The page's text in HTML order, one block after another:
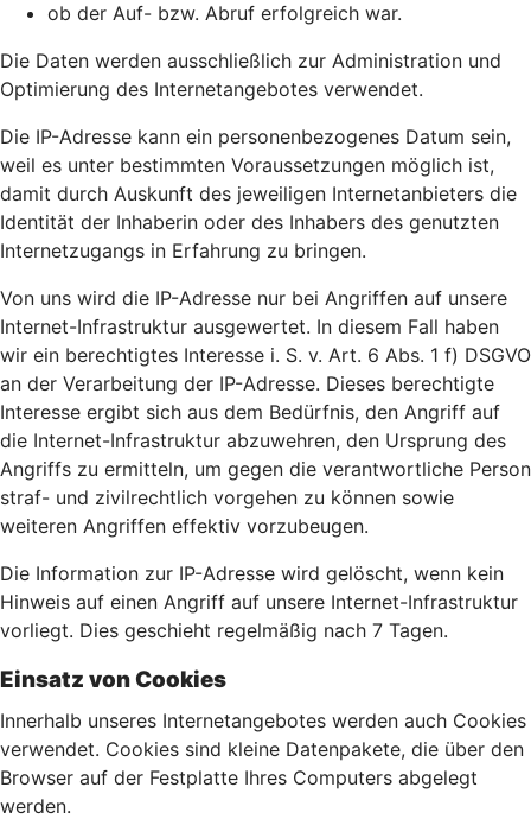
ob der Auf- bzw. Abruf erfolgreich war.
Die Daten werden ausschließlich zur Administration und
Optimierung des Internetangebotes verwendet.
Die IP-Adresse kann ein personenbezogenes Datum sein,
weil es unter bestimmten Voraussetzungen möglich ist,
damit durch Auskunft des jeweiligen Internetanbieters die
Identität der Inhaberin oder des Inhabers des genutzten
Internetzugangs in Erfahrung zu bringen.
Von uns wird die IP-Adresse nur bei Angriffen auf unsere
Internet-Infrastruktur ausgewertet. In diesem Fall haben
wir ein berechtigtes Interesse i. S. v. Art. 6 Abs. 1 f) DSGVO
an der Verarbeitung der IP-Adresse. Dieses berechtigte
Interesse ergibt sich aus dem Bedürfnis, den Angriff auf
die Internet-Infrastruktur abzuwehren, den Ursprung des
Angriffs zu ermitteln, um gegen die verantwortliche Person
straf- und zivilrechtlich vorgehen zu können sowie
weiteren Angriffen effektiv vorzubeugen.
Die Information zur IP-Adresse wird gelöscht, wenn kein
Hinweis auf einen Angriff auf unsere Internet-Infrastruktur
vorliegt. Dies geschieht regelmäßig nach 7 Tagen.
Einsatz von Cookies
Innerhalb unseres Internetangebotes werden auch Cookies
verwendet. Cookies sind kleine Datenpakete, die über den
Browser auf der Festplatte Ihres Computers abgelegt
werden.